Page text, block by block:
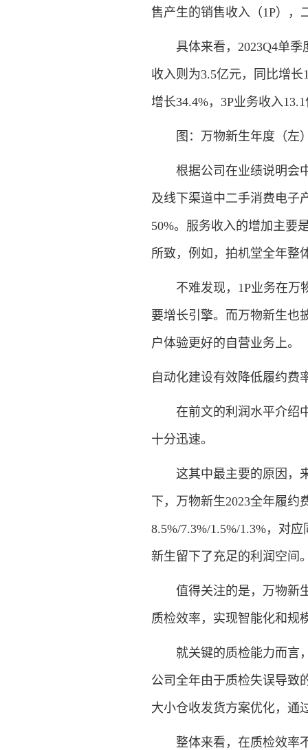
售产生的销售收入（1P），
具体来看，2023Q4单季
收入则为3.5亿元，同比增
增长34.4%，3P业务收入
图：万物新生年度（左）
根据公司在业绩说明会中
及线下渠道中二手消费电子
50%。服务收入的增加主要
所致，例如，拍机堂全年整
不难发现，1P业务在万物
要增长引擎。而万物新生也
户体验更好的自营业务上。
自动化建设有效降低履约费
在前文的利润水平介绍中
十分迅速。
这其中最主要的原因，来
下，万物新生2023全年履
8.5%/7.3%/1.5%/1.3%，对
新生留下了充足的利润空间
值得关注的是，万物新生
质检效率，实现智能化和规
就关键的质检能力而言，
公司全年由于质检失误导致
大小仓收发货方案优化，通
整体来看，在质检效率不